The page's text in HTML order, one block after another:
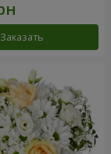
Заказать